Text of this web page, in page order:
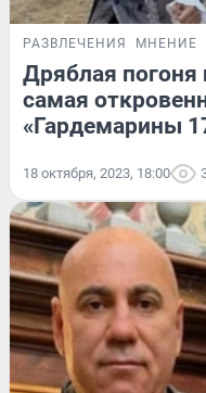
РАЗВЛЕЧЕНИЯ МНЕНИЕ
Дряблая погоня
самая
«Гардемарины
18 октября, 2023, 18:00